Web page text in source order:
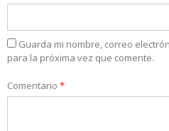
Guarda mi nombre, correo
para la próxima vez que comente.
Comentario *